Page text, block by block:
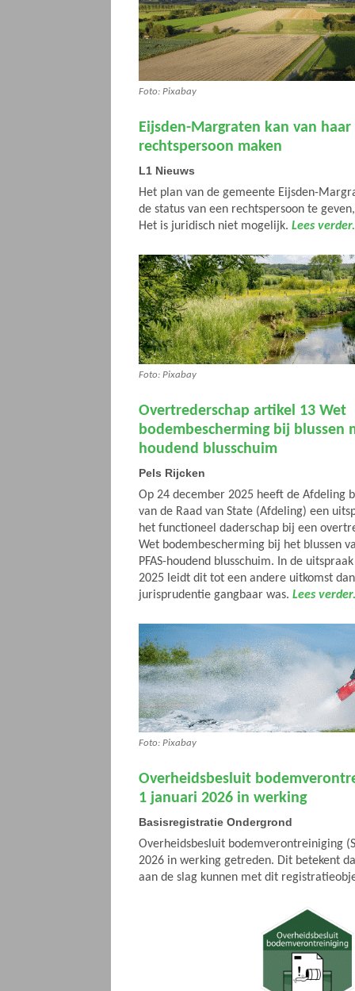
Foto: Pixabay
Eijsden-Margraten kan van
rechtspersoon maken
L1 Nieuws
Het plan van de gemeente Eijsden-
de status van een rechtspersoon te
Het is juridisch niet mogelijk. Lees verder.
Foto: Pixabay
Overtrederschap artikel 13 Wet
bodembescherming bij blussen
houdend blusschuim
Pels Rijcken
Op 24 december 2025 heeft de Afdeling
van de Raad van State (Afdeling) een
het functioneel daderschap bij een
Wet bodembescherming bij het blussen
PFAS-houdend blusschuim. In de
2025 leidt dit tot een andere uitkomst
jurisprudentie gangbaar was. Lees verder.
Foto: Pixabay
Overheidsbesluit
1 januari 2026 in werking
Basisregistratie Ondergrond
Overheidsbesluit bodemverontreiniging
2026 in werking getreden. Dit betekent
aan de slag kunnen met dit